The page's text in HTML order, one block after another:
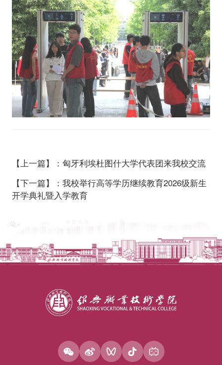
【上一篇】：匈牙利埃杜图什大学代表团来我校交流
【下一篇】：我校举行高等学历继续教育2026级新生
开学典礼暨入学教育